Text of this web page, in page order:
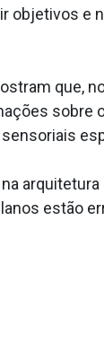
e
que,
sobre
estão